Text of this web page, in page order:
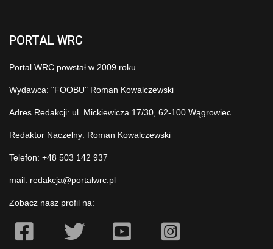
PORTAL WRC
Portal WRC powstał w 2009 roku
Wydawca: "FOOBU" Roman Kowalczewski
Adres Redakcji: ul. Mickiewicza 17/30, 62-100 Wągrowiec
Redaktor Naczelny: Roman Kowalczewski
Telefon: +48 503 142 937
mail: redakcja@portalwrc.pl
Zobacz nasz profil na: